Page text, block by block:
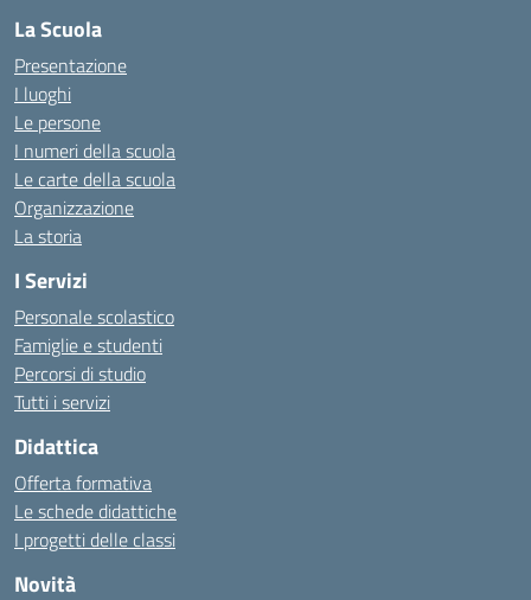
La Scuola
Presentazione
I luoghi
Le persone
I numeri della scuola
Le carte della scuola
Organizzazione
La storia
I Servizi
Personale scolastico
Famiglie e studenti
Percorsi di studio
Tutti i servizi
Didattica
Offerta formativa
Le schede didattiche
I progetti delle classi
Novità